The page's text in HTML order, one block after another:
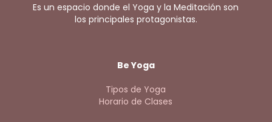
Es un espacio donde el Yoga y la Meditación son
los principales protagonistas.
Be Yoga
Tipos de Yoga
Horario de Clases